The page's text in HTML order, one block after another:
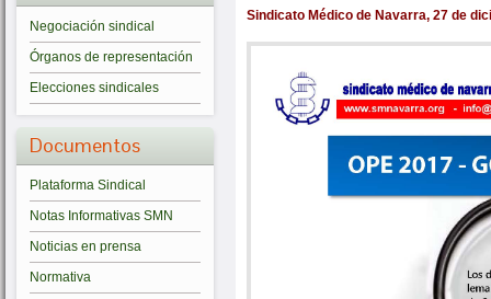
Negociación sindical
Órganos de representación
Elecciones sindicales
Documentos
Plataforma Sindical
Notas Informativas SMN
Noticias en prensa
Normativa
Sindicato Médico de Navarra, 27 de